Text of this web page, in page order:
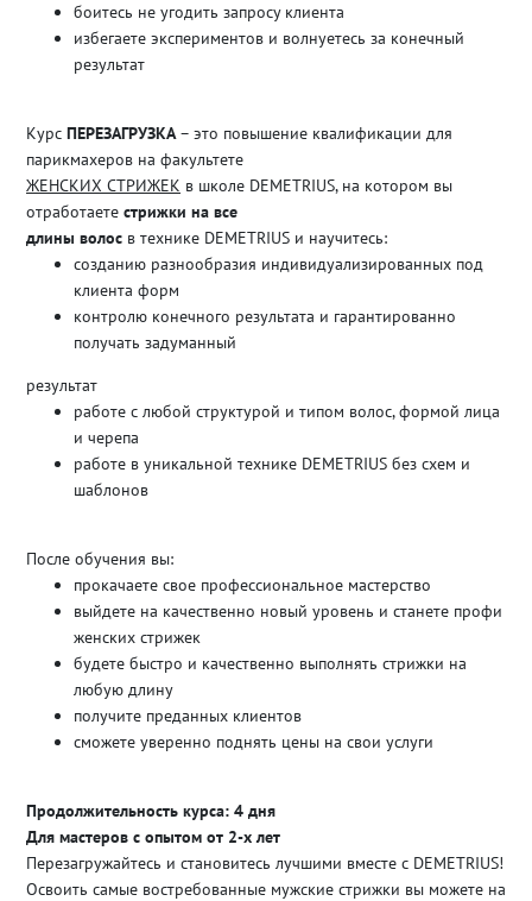
боитесь не угодить запросу клиента
избегаете экспериментов и волнуетесь за конечный
результат
Курс ПЕРЕЗАГРУЗКА – это повышение квалификации для
парикмахеров на факультете
ЖЕНСКИХ СТРИЖЕК в школе DEMETRIUS, на котором вы
отработаете стрижки на все
длины волос в технике DEMETRIUS и научитесь:
созданию разнообразия индивидуализированных под
клиента форм
контролю конечного результата и гарантированно
получать задуманный
результат
работе с любой структурой и типом волос, формой лица
и черепа
работе в уникальной технике DEMETRIUS без схем и
шаблонов
После обучения вы:
прокачаете свое профессиональное мастерство
выйдете на качественно новый уровень и станете профи
женских стрижек
будете быстро и качественно выполнять стрижки на
любую длину
получите преданных клиентов
сможете уверенно поднять цены на свои услуги
Продолжительность курса: 4 дня
Для мастеров с опытом от 2-х лет
Перезагружайтесь и становитесь лучшими вместе с DEMETRIUS!
Освоить самые востребованные мужские стрижки вы можете на